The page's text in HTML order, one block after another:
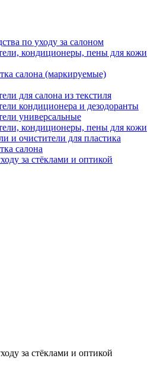
по уходу за салоном
кондиционеры, пены для кожи
салона (маркируемые)
для салона из текстиля
кондиционера и дезодоранты
универсальные
кондиционеры, пены для кожи
и очистители для пластика
салона
за стёклами и оптикой
за стёклами и оптикой